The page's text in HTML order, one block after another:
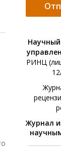
Научный
РИНЦ
Журнал